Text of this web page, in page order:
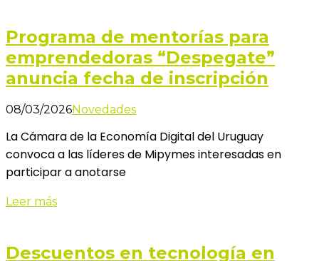
Programa de mentorías para
emprendedoras “Despegate”
anuncia fecha de inscripción
08/03/2026Novedades
La Cámara de la Economía Digital del Uruguay
convoca a las líderes de Mipymes interesadas en
participar a anotarse
Leer más
Descuentos en tecnología en